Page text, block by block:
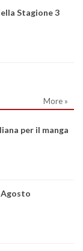
Stagione 3
More »
per il manga